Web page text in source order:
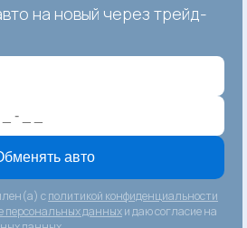
на новый через трейд-
авто
сполитикой конфиденциальности
персональных данныхи даю согласие на